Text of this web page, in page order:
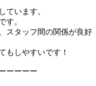
ています。
す。
スタッフ間の関係が良好
もしやすいです！
ーーーー